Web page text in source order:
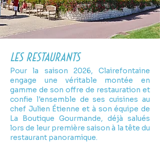
LES restaurants
Pour la saison 2026, Clairefontaine
engage une véritable montée en
gamme de son offre de restauration et
confie l'ensemble de ses cuisines au
chef Julien Étienne et à son équipe de
La Boutique Gourmande, déjà salués
lors de leur première saison à la tête du
restaurant panoramique.